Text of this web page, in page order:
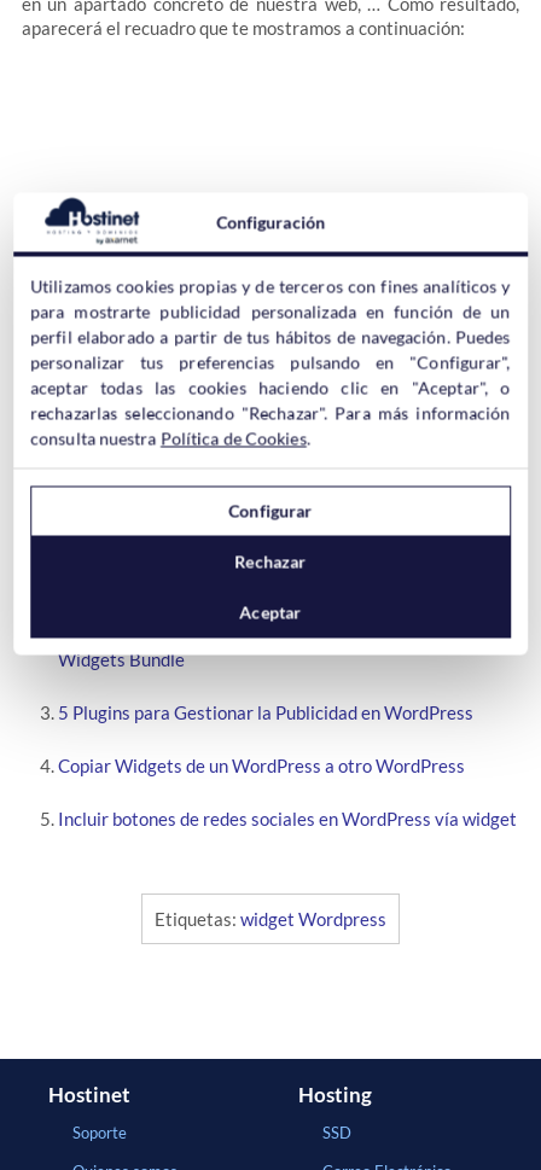
aparecerá el recuadro que te mostramos a continuación:
Artículos relacionados:
Editor Visual en los Widgets de WordPress – Black Studio
Widgets Personalizables para WordPress con SiteOrigin
Widgets Bundle
5 Plugins para Gestionar la Publicidad en WordPress
Copiar Widgets de un WordPress a otro WordPress
Incluir botones de redes sociales en WordPress vía widget
Etiquetas: widget Wordpress
Hostinet
Soporte
Hosting
SSD
Configuración
Utilizamos cookies propias y de terceros con fines analíticos y
para mostrarte publicidad personalizada en función de un
perfil elaborado a partir de tus hábitos de navegación. Puedes
personalizar tus preferencias pulsando en "Configurar",
aceptar todas las cookies haciendo clic en "Aceptar", o
rechazarlas seleccionando "Rechazar". Para más información
consulta nuestra Política de Cookies.
Configurar
Rechazar
Aceptar